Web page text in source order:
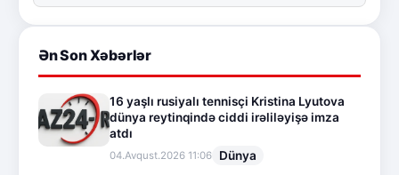
Ən Son Xəbərlər
16 yaşlı rusiyalı tennisçi Kristina Lyutova
dünya reytinqində ciddi irəliləyişə imza
atdı
04.Avqust.2026 11:06 Dünya